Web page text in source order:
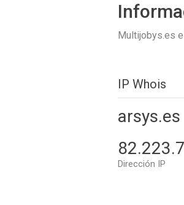
Multijobys.es
IP Whois
arsys.es
Dirección IP